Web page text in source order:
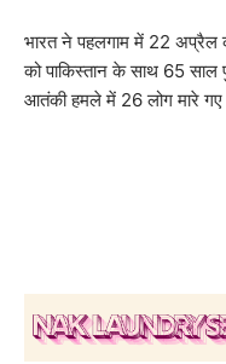
भारत ने पहलगाम में 22
को पाकिस्तान के साथ 65 साल
आतंकी हमले में 26 लोग मारे